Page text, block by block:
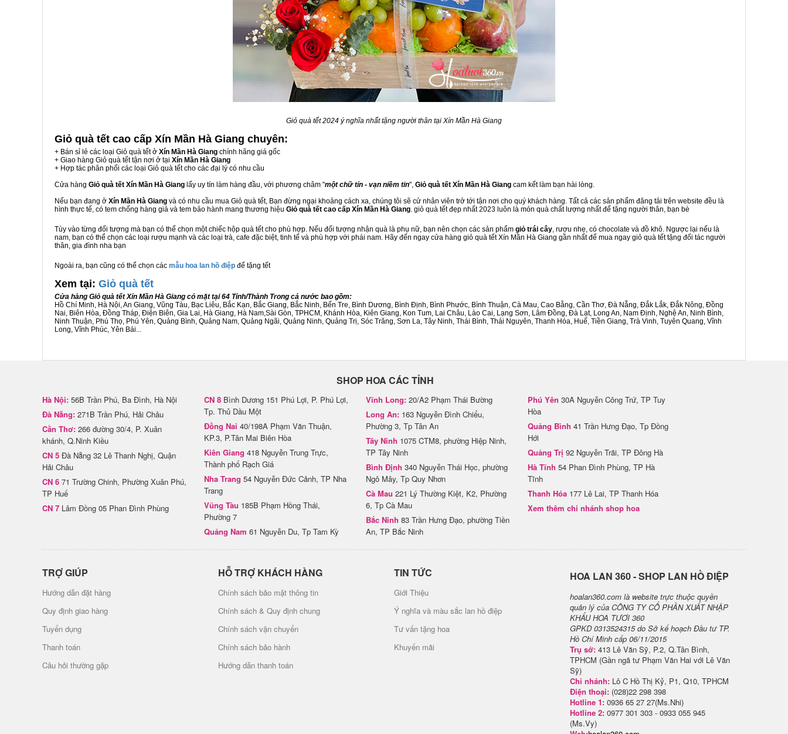
Giỏ quà tết 2024 ý nghĩa nhất tặng người thân tại Xín Mần Hà Giang
Giỏ quà tết cao cấp Xín Mần Hà Giang chuyên:
+ Bán sỉ lẻ các loại Giỏ quà tết ở Xín Mần Hà Giang chính hãng giá gốc
+ Giao hàng Giỏ quà tết tận nơi ở tại Xín Mần Hà Giang
+ Hợp tác phân phối các loại Giỏ quà tết cho các đại lý có nhu cầu
Cửa hàng Giỏ quà tết Xín Mần Hà Giang lấy uy tín làm hàng đầu, với phương châm "một chữ tín - vạn niềm tin", Giỏ quà tết Xín Mần Hà Giang cam kết làm bạn hài lòng.
Nếu bạn đang ở Xín Mần Hà Giang và có nhu cầu mua Giỏ quà tết, Bạn đừng ngại khoảng cách xa, chúng tôi sẽ cử nhân viên trở tới tận nơi cho quý khách hàng. Tất cả các sản phẩm đăng tải trên website đều là
hình thực tế, có tem chống hàng giả và tem bảo hành mang thương hiệu Giỏ quà tết cao cấp Xín Mần Hà Giang. giỏ quà tết đẹp nhất 2023 luôn là món quà chất lượng nhất để tặng người thân, bạn bè
Tùy vào từng đối tượng mà bạn có thể chọn một chiếc hộp quà tết cho phù hợp. Nếu đối tượng nhận quà là phụ nữ, bạn nên chọn các sản phẩm giỏ trái cây, rượu nhẹ, có chocolate và đồ khô. Ngược lại nếu là
nam, bạn có thể chọn các loại rượu mạnh và các loại trà, cafe đặc biệt, tinh tế và phù hợp với phái nam. Hãy đến ngay cửa hàng giỏ quà tết Xín Mần Hà Giang gần nhất để mua ngay giỏ quà tết tặng đối tác người
thân, gia đình nha bạn
Ngoài ra, bạn cũng có thể chọn các mẫu hoa lan hồ điệp để tặng tết
Xem tại: Giỏ quà tết
Cửa hàng Giỏ quà tết Xín Mần Hà Giang có mặt tại 64 Tỉnh/Thành Trong cả nước bao gồm:
Hồ Chí Minh, Hà Nội, An Giang, Vũng Tàu, Bạc Liêu, Bắc Kạn, Bắc Giang, Bắc Ninh, Bến Tre, Bình Dương, Bình Định, Bình Phước, Bình Thuận, Cà Mau, Cao Bằng, Cần Thơ, Đà Nẵng, Đắk Lắk, Đắk Nông, Đồng
Nai, Biên Hòa, Đồng Tháp, Điện Biên, Gia Lai, Hà Giang, Hà Nam,Sài Gòn, TPHCM, Khánh Hòa, Kiên Giang, Kon Tum, Lai Châu, Lào Cai, Lạng Sơn, Lâm Đồng, Đà Lạt, Long An, Nam Định, Nghệ An, Ninh Bình,
Ninh Thuận, Phú Thọ, Phú Yên, Quảng Bình, Quảng Nam, Quảng Ngãi, Quảng Ninh, Quảng Trị, Sóc Trăng, Sơn La, Tây Ninh, Thái Bình, Thái Nguyên, Thanh Hóa, Huế, Tiền Giang, Trà Vinh, Tuyên Quang, Vĩnh
Long, Vĩnh Phúc, Yên Bái...
SHOP HOA CÁC TỈNH
Hà Nội: 56B Trần Phú, Ba Đình, Hà Nội
Đà Nẵng: 271B Trần Phú, Hải Châu
Cần Thơ: 266 đường 30/4, P. Xuân
khánh, Q.Ninh Kiều
CN 5 Đà Nẵng 32 Lê Thanh Nghị, Quận
Hải Châu
CN 6 71 Trường Chinh, Phường Xuân Phú,
TP Huế
CN 7 Lâm Đồng 05 Phan Đình Phùng
CN 8 Bình Dương 151 Phú Lợi, P. Phú Lợi,
Tp. Thủ Dầu Một
Đồng Nai 40/198A Phạm Văn Thuận,
KP.3, P.Tân Mai Biên Hòa
Kiên Giang 418 Nguyễn Trung Trực,
Thành phố Rạch Giá
Nha Trang 54 Nguyễn Đức Cảnh, TP Nha
Trang
Vũng Tàu 185B Phạm Hồng Thái,
Phường 7
Quảng Nam 61 Nguyễn Du, Tp Tam Kỳ
Vĩnh Long: 20/A2 Phạm Thái Bường
Long An: 163 Nguyễn Đình Chiểu,
Phường 3, Tp Tân An
Tây Ninh 1075 CTM8, phường Hiệp Ninh,
TP Tây Ninh
Bình Định 340 Nguyễn Thái Học, phường
Ngô Mây, Tp Quy Nhơn
Cà Mau 221 Lý Thường Kiệt, K2, Phường
6, Tp Cà Mau
Bắc Ninh 83 Trần Hưng Đạo, phường Tiền
An, TP Bắc Ninh
Phú Yên 30A Nguyễn Công Trứ, TP Tuy
Hòa
Quảng Bình 41 Trần Hưng Đạo, Tp Đồng
Hới
Quảng Trị 92 Nguyễn Trãi, TP Đông Hà
Hà Tĩnh 54 Phan Đình Phùng, TP Hà
Tĩnh
Thanh Hóa 177 Lê Lai, TP Thanh Hóa
Xem thêm chi nhánh shop hoa
TRỢ GIÚP
Hướng dẫn đặt hàng
Quy định giao hàng
Tuyển dụng
Thanh toán
Câu hỏi thường gặp
HỖ TRỢ KHÁCH HÀNG
Chính sách bảo mật thông tin
Chính sách & Quy định chung
Chính sách vận chuyển
Chính sách bảo hành
Hướng dẫn thanh toán
TIN TỨC
Giới Thiệu
Ý nghĩa và màu sắc lan hồ điệp
Tư vấn tặng hoa
Khuyến mãi
H​OA LAN 360 - SHOP LAN HỒ ĐIỆP
hoalan360.com là website trực thuộc quyền
quản lý của CÔNG TY CỔ PHẦN XUẤT NHẬP
KHẨU HOA TƯƠI 360
GPKD 0313524315 do Sở kế hoạch Đầu tư TP.
Hồ Chí Minh cấp 06/11/2015
Trụ sở: 413 Lê Văn Sỹ, P.2, Q.Tân Bình,
TPHCM (Gần ngã tư Phạm Văn Hai với Lê Văn
Sỹ)
Chi nhánh: Lô C Hồ Thị Kỷ, P1, Q10, TPHCM
Điện thoại: (028)22 298 398
Hotline 1: 0936 65 27 27(Ms.Nhi)
Hotline 2: 0977 301 303 - 0933 055 945
(Ms.Vy)